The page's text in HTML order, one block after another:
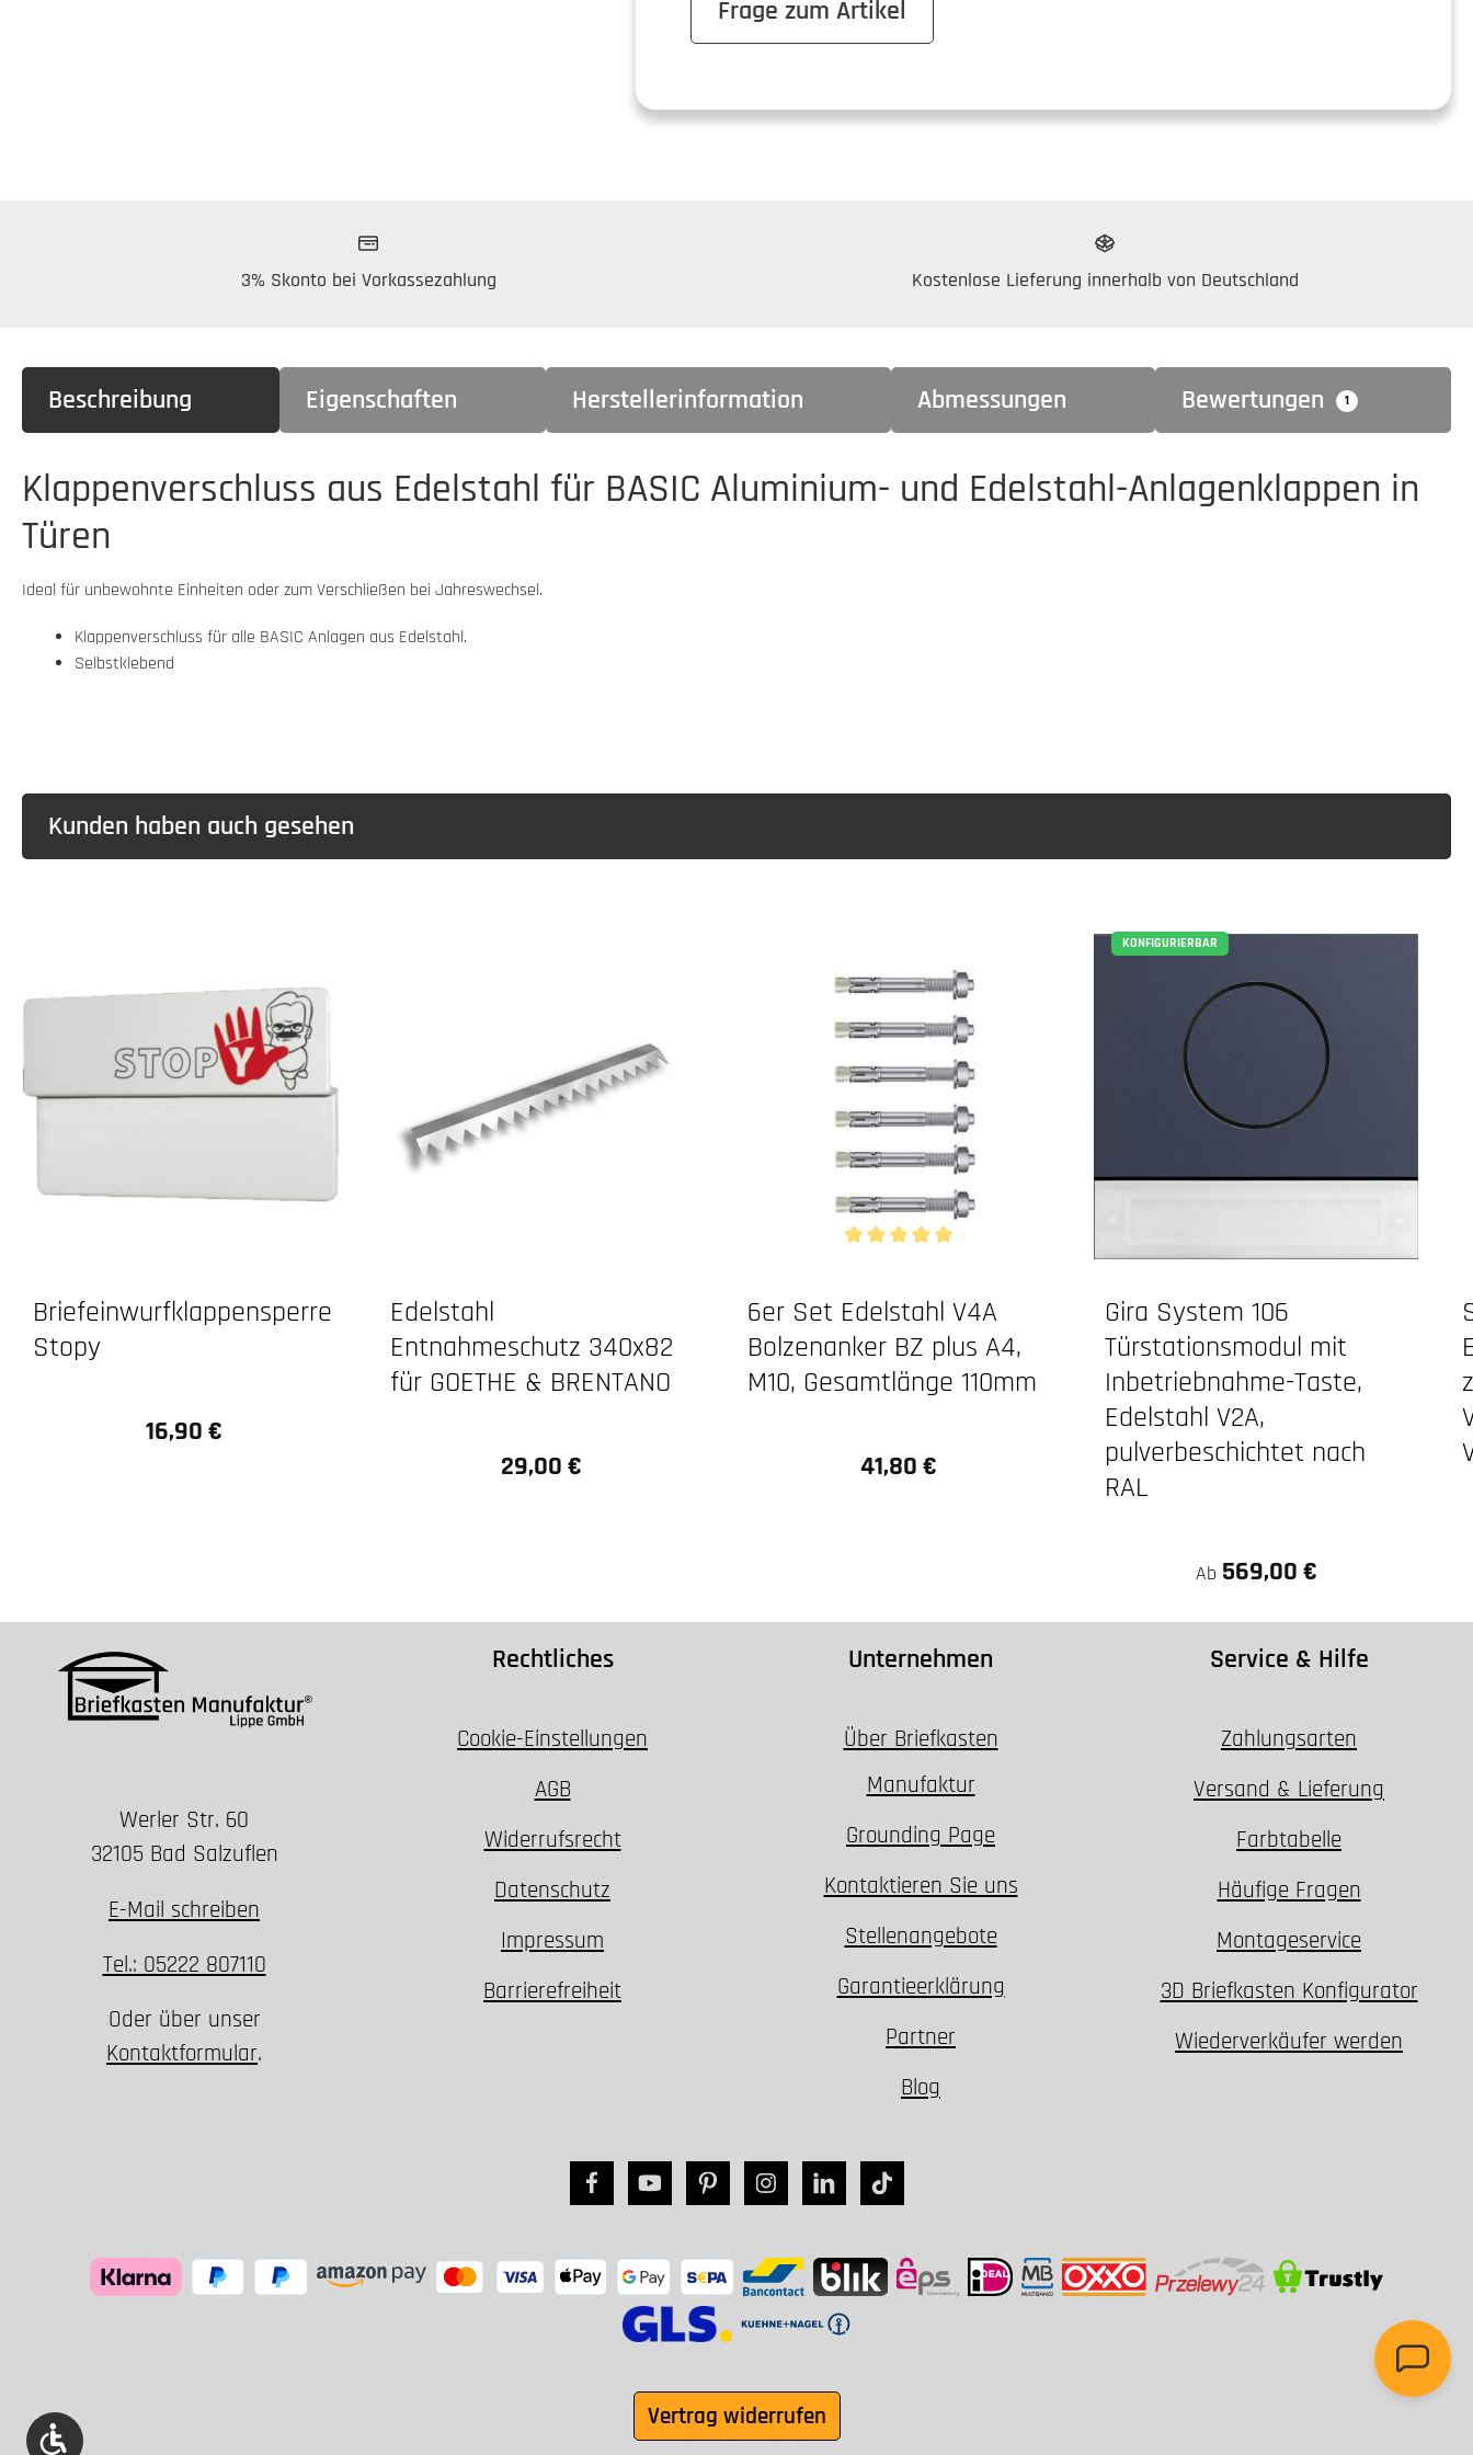
Frage zum Artikel
3% Skonto bei Vorkassezahlung Kostenlose Lieferung innerhalb von Deutschland
Beschreibung Eigenschaften Herstellerinformation Abmessungen Bewertungen 1
Klappenverschluss aus Edelstahl für BASIC Aluminium- und Edelstahl-Anlagenklappen in
Türen
Ideal für unbewohnte Einheiten oder zum Verschließen bei Jahreswechsel.
Klappenverschluss für alle BASIC Anlagen aus Edelstahl.
Selbstklebend
Kunden haben auch gesehen
Briefeinwurfklappensperre
Stopy
Regulärer Preis:
16,90 €
Edelstahl
Entnahmeschutz 340x82
für GOETHE & BRENTANO
Regulärer Preis:
29,00 €
Durchschnittliche Bewertung von 5 von 5 Sternen
6er Set Edelstahl V4A
Bolzenanker BZ plus A4,
M10, Gesamtlänge 110mm
Regulärer Preis:
41,80 €
KONFIGURIERBAR
Gira System 106
Türstationsmodul mit
Inbetriebnahme-Taste,
Edelstahl V2A,
pulverbeschichtet nach
RAL
Ab 569,00 €
Werler Str. 60
32105 Bad Salzuflen
E-Mail schreiben
Tel.: 05222 807110
Oder über unser
Kontaktformular.
Rechtliches
Cookie-Einstellungen
AGB
Widerrufsrecht
Datenschutz
Impressum
Barrierefreiheit
Unternehmen
Über Briefkasten
Manufaktur
Grounding Page
Kontaktieren Sie uns
Stellenangebote
Garantieerklärung
Partner
Blog
Service & Hilfe
Zahlungsarten
Versand & Lieferung
Farbtabelle
Häufige Fragen
Montageservice
3D Briefkasten Konfigurator
Wiederverkäufer werden
Vertrag widerrufen
Werkzeugleiste anzeigen